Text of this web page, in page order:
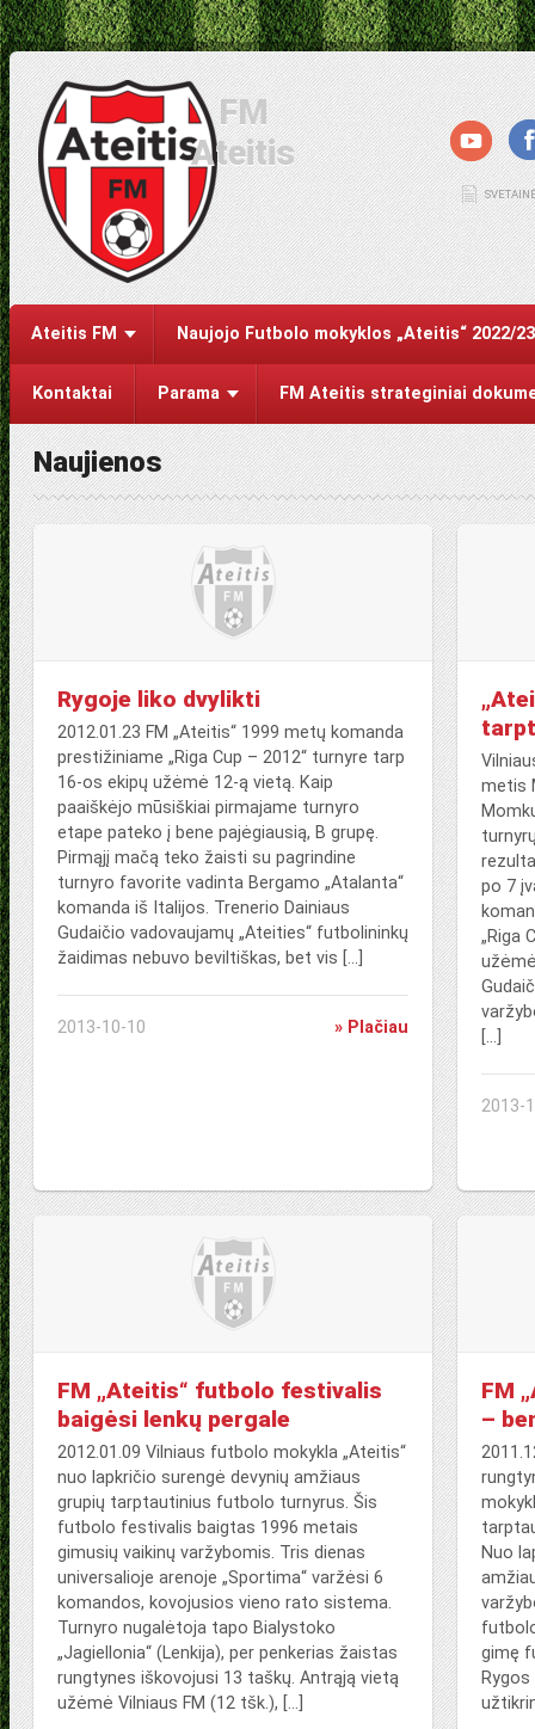
FM
Ateitis
Ateitis FM Naujojo Futbolo mokyklos „Ateitis“ 2022/
Kontaktai Parama FM Ateitis strateginiai
Naujienos
Rygoje liko dvylikti
2012.01.23 FM „Ateitis“ 1999 metų komanda
prestižiniame „Riga Cup – 2012“ turnyre tarp
16-os ekipų užėmė 12-ą vietą. Kaip
paaiškėjo mūsiškiai pirmajame turnyro
etape pateko į bene pajėgiausią, B grupę.
Pirmąjį mačą teko žaisti su pagrindine
turnyro favorite vadinta Bergamo „Atalanta“
komanda iš Italijos. Trenerio Dainiaus
Gudaičio vadovaujamų „Ateities“ futbolininkų
žaidimas nebuvo beviltiškas, bet vis […]
2013-10-10 » Plačiau
metis
po 7
„Riga
[…]
2013-
FM „Ateitis“ futbolo festivalis
baigėsi lenkų pergale
2012.01.09 Vilniaus futbolo mokykla „Ateitis“
nuo lapkričio surengė devynių amžiaus
grupių tarptautinius futbolo turnyrus. Šis
futbolo festivalis baigtas 1996 metais
gimusių vaikinų varžybomis. Tris dienas
universalioje arenoje „Sportima“ varžėsi 6
komandos, kovojusios vieno rato sistema.
Turnyro nugalėtoja tapo Bialystoko
„Jagiellonia“ (Lenkija), per penkerias žaistas
rungtynes iškovojusi 13 taškų. Antrąją vietą
užėmė Vilniaus FM (12 tšk.), […]
FM
–
Nuo
gimę